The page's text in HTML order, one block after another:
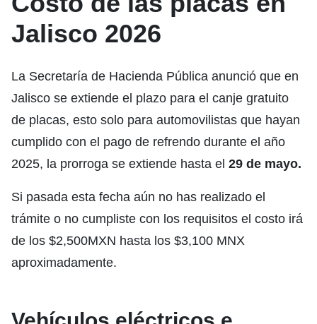
Jalisco 2026
La Secretaría de Hacienda Pública anunció que en
Jalisco se extiende el plazo para el canje gratuito
de placas, esto solo para automovilistas que hayan
cumplido con el pago de refrendo durante el año
2025, la prorroga se extiende hasta el 29 de mayo.
Si pasada esta fecha aún no has realizado el
trámite o no cumpliste con los requisitos el costo irá
de los $2,500MXN hasta los $3,100 MNX
aproximadamente.